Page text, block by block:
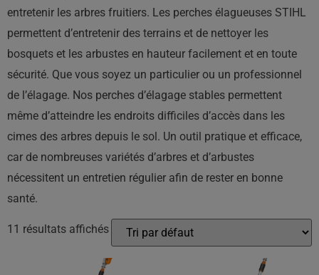
entretenir les arbres fruitiers. Les perches élagueuses STIHL
permettent d’entretenir des terrains et de nettoyer les
bosquets et les arbustes en hauteur facilement et en toute
sécurité. Que vous soyez un particulier ou un professionnel
de l’élagage. Nos perches d’élagage stables permettent
même d’atteindre les endroits difficiles d’accès dans les
cimes des arbres depuis le sol. Un outil pratique et efficace,
car de nombreuses variétés d’arbres et d’arbustes
nécessitent un entretien régulier afin de rester en bonne
santé.
11 résultats affichés